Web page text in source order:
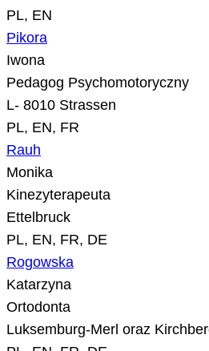
PL, EN
Pikora
Iwona
Pedagog Psychomotoryczny
L- 8010 Strassen
PL, EN, FR
Rauh
Monika
Kinezyterapeuta
Ettelbruck
PL, EN, FR, DE
Rogowska
Katarzyna
Ortodonta
Luksemburg-Merl oraz